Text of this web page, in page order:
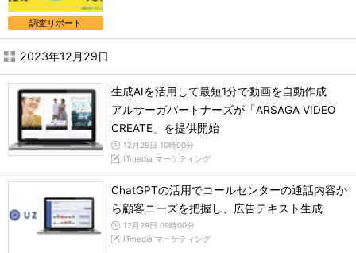
調査リポート
2023年12月29日
生成AIを活用して最短1分で動画を自動作成
アルサーガパートナーズが「ARSAGA VIDEO
CREATE」を提供開始
12月29日 10時00分
ITmedia マーケティング
ChatGPTの活用でコールセンターの通話内容か
ら顧客ニーズを把握し、広告テキスト生成
12月29日 09時00分
ITmedia マーケティング